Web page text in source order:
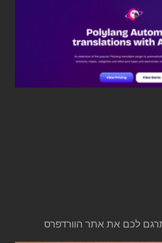
לכם את אתר הוורדפרס